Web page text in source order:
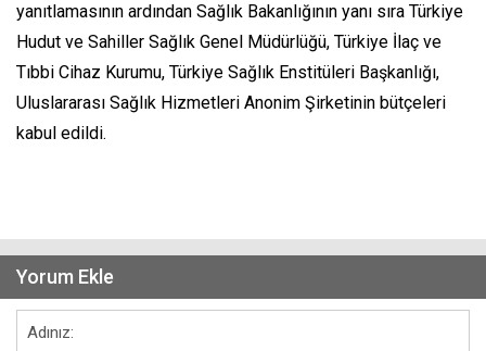
yanıtlamasının ardından Sağlık Bakanlığının yanı sıra Türkiye
Hudut ve Sahiller Sağlık Genel Müdürlüğü, Türkiye İlaç ve
Tıbbi Cihaz Kurumu, Türkiye Sağlık Enstitüleri Başkanlığı,
Uluslararası Sağlık Hizmetleri Anonim Şirketinin bütçeleri
kabul edildi.
Yorum Ekle